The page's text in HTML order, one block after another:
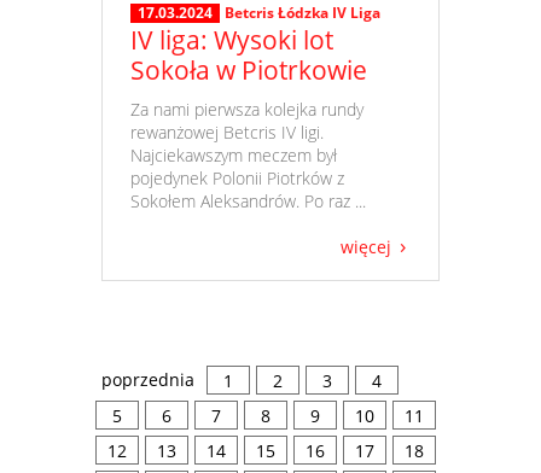
17.03.2024 Betcris Łódzka IV Liga
IV liga: Wysoki lot
Sokoła w Piotrkowie
​ Za nami pierwsza kolejka rundy
rewanżowej Betcris IV ligi.
Najciekawszym meczem był
pojedynek Polonii Piotrków z
Sokołem Aleksandrów. Po raz ...
więcej
poprzednia 1 2 3
4
5
6 7 8 9 10
11
12
13 14 15 16 17
18